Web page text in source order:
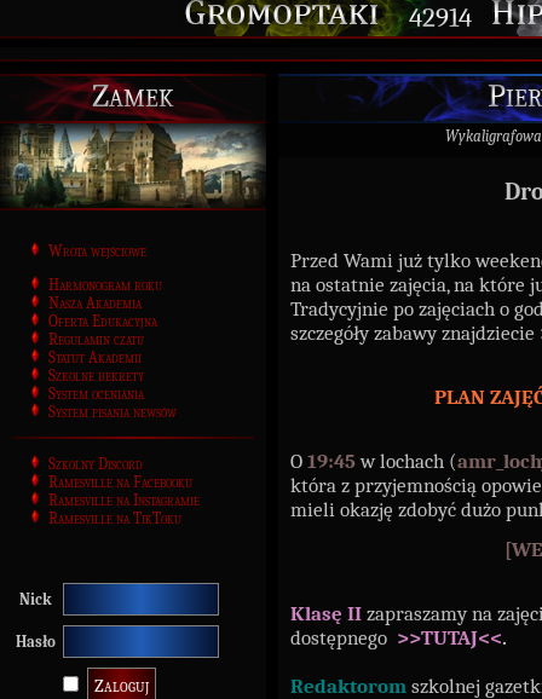
42914
Zamek
Wrota wejściowe
Harmonogram roku
Nasza Akademia
Oferta Edukacyjna
Regulamin czatu
Statut Akademii
Szkolne dekrety
System oceniania
System pisania newsów
Szkolny Discord
Ramesville na Facebooku
Ramesville na Instagramie
Ramesville na TikToku
Nick
Hasło
Przed Wami już tylko
na ostatnie zajęcia, na które
Tradycyjnie po zajęciach o
szczegóły zabawy znajdziecie
PLAN
O 19:45w lochach (
która z przyjemnością
mieli okazję zdobyć dużo
Klasę II zapraszamy na
dostępnego >>TUTAJ<<.
Redaktorom szkolnej